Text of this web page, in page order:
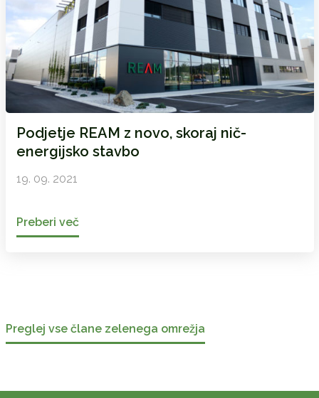
Podjetje REAM z novo, skoraj nič-
energijsko stavbo
19. 09. 2021
Preberi več
Preglej vse člane zelenega omrežja